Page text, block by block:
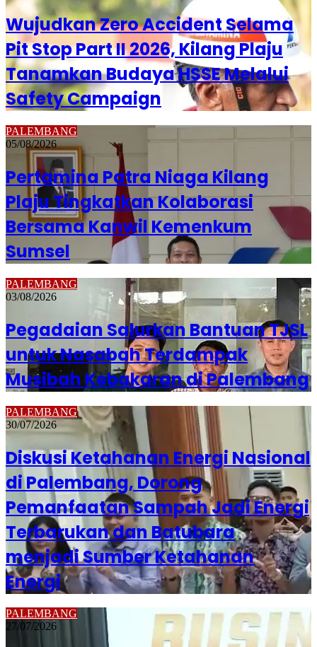
Wujudkan Zero Accident Selama
Pit Stop Part II 2026, Kilang Plaju
Tanamkan Budaya HSSE Melalui
Safety Campaign
PALEMBANG
05/08/2026
Pertamina Patra Niaga Kilang
Plaju Tingkatkan Kolaborasi
Bersama Kanwil Kemenkum
Sumsel
PALEMBANG
03/08/2026
Pegadaian Salurkan Bantuan TJSL
untuk Nasabah Terdampak
Musibah Kebakaran di Palembang
PALEMBANG
30/07/2026
Diskusi Ketahanan Energi Nasional
di Palembang, Dorong
Pemanfaatan Sampah Jadi Energi
Terbarukan dan Batubara
menjadi Sumber Ketahanan
Energi
PALEMBANG
27/07/2026